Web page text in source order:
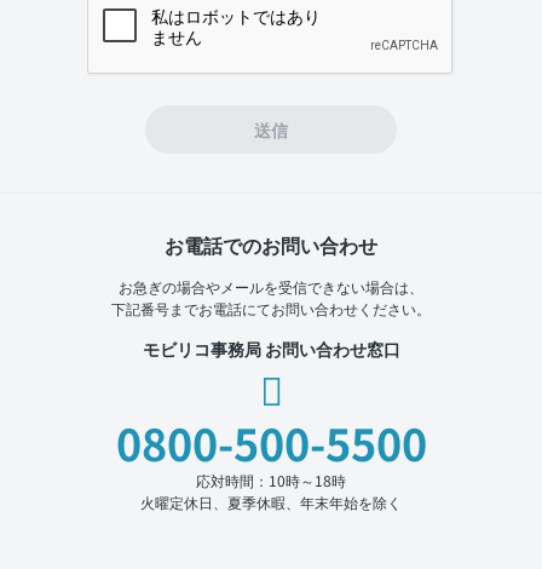
送信
お電話でのお問い合わせ
お急ぎの場合やメールを受信できない場合は、
下記番号までお電話にてお問い合わせください。
モビリコ事務局 お問い合わせ窓口
0800-500-5500
応対時間：10時～18時
火曜定休日、夏季休暇、年末年始を除く